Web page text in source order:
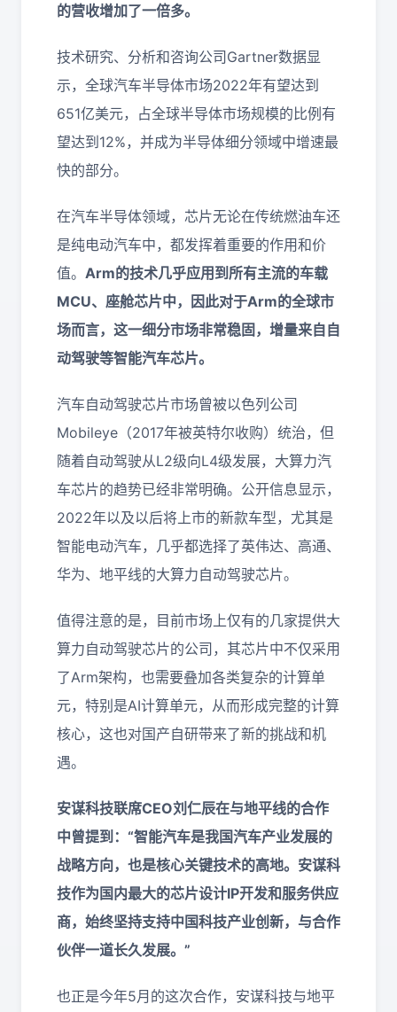
的营收增加了一倍多。
技术研究、分析和咨询公司Gartner数据显
示，全球汽车半导体市场2022年有望达到
651亿美元，占全球半导体市场规模的比例有
望达到12%，并成为半导体细分领域中增速最
快的部分。
在汽车半导体领域，芯片无论在传统燃油车还
是纯电动汽车中，都发挥着重要的作用和价
值。 Arm的技术几乎应用到所有主流的车载
MCU、座舱芯片中，因此对于Arm的全球市
场而言，这一细分市场非常稳固，增量来自自
动驾驶等智能汽车芯片。
汽车自动驾驶芯片市场曾被以色列公司
Mobileye（2017年被英特尔收购）统治，但
随着自动驾驶从L2级向L4级发展，大算力汽
车芯片的趋势已经非常明确。公开信息显示，
2022年以及以后将上市的新款车型，尤其是
智能电动汽车，几乎都选择了英伟达、高通、
华为、地平线的大算力自动驾驶芯片。
值得注意的是，目前市场上仅有的几家提供大
算力自动驾驶芯片的公司，其芯片中不仅采用
了Arm架构，也需要叠加各类复杂的计算单
元，特别是AI计算单元，从而形成完整的计算
核心，这也对国产自研带来了新的挑战和机
遇。
安谋科技联席CEO刘仁辰在与地平线的合作
中曾提到：“智能汽车是我国汽车产业发展的
战略方向，也是核心关键技术的高地。安谋科
技作为国内最大的芯片设计IP开发和服务供应
商，始终坚持支持中国科技产业创新，与合作
伙伴一道长久发展。”
也正是今年5月的这次合作，安谋科技与地平